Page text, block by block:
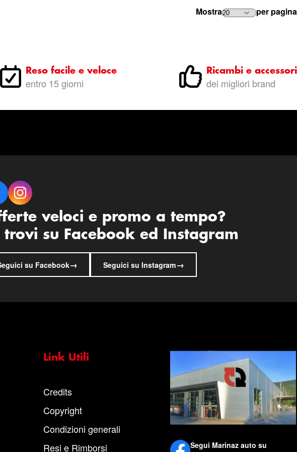
Mostra per pagina
Reso facile e veloce
entro 15 giorni
Ricambi e accessori
dei migliori brand
veloci e promo a tempo?
trovi su Facebook ed Instagram
su Facebook→ Seguici su Instagram→
Link Utili
Credits
Copyright
Condizioni generali
Resi e Rimborsi
Segui Marinaz auto su